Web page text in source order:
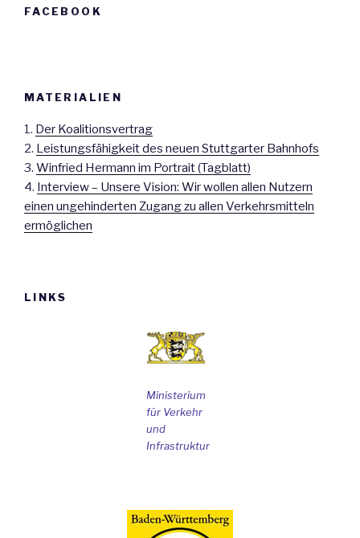
FACEBOOK
MATERIALIEN
1. Der Koalitionsvertrag
2. Leistungsfähigkeit des neuen Stuttgarter Bahnhofs
3. Winfried Hermann im Portrait (Tagblatt)
4. Interview – Unsere Vision: Wir wollen allen Nutzern
einen ungehinderten Zugang zu allen Verkehrsmitteln
ermöglichen
LINKS
Ministerium
für Verkehr
und
Infrastruktur